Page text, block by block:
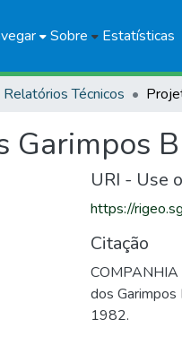
Sobre Estatísticas
Relatórios Técnicos
Garimpos
URI - Use
https://
Citação
COMPANHIA
dos Garimpos
1982.